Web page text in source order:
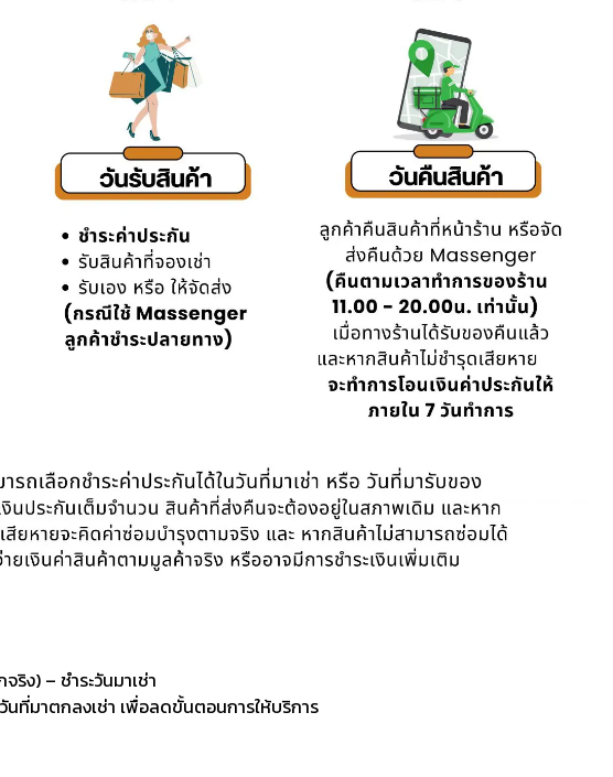
ริง) – ชำระวันมาเช่า
นที่มาตกลงเช่า เพื่อลดขั้นตอนการให้บริการ